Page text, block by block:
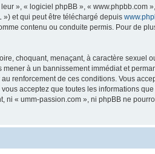
», « logiciel phpBB », «
») et qui peut être téléchargé depuis
contenu ou conduite permis. Pour de
choquant, menaçant, à caractère sexuel
à un bannissement immédiat et
renforcement de ces conditions. Vous
acceptez que toutes les informations
« umm-passion.com », ni phpBB ne